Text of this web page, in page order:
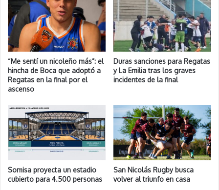
“Me sentí un nicoleño más”: el
hincha de Boca que adoptó a
Regatas en la final por el
ascenso
Duras sanciones para Regatas
y La Emilia tras los graves
incidentes de la final
Somisa proyecta un estadio
cubierto para 4.500 personas
San Nicolás Rugby busca
volver al triunfo en casa